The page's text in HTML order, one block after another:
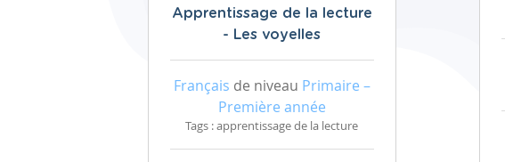
Apprentissage de la lecture
- Les voyelles
Français de niveau Primaire –
Première année
Tags : apprentissage de la lecture